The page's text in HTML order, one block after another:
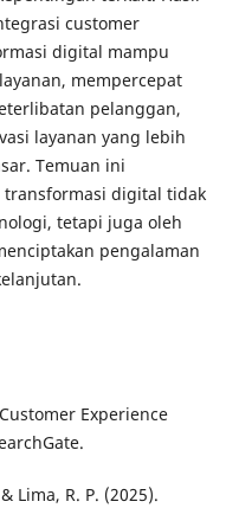
customer
digital mampu
mempercepat
pelanggan,
layanan yang lebih
Temuan ini
transformasi digital tidak
tetapi juga oleh
pengalaman
Experience
Lima, R. P. (2025).